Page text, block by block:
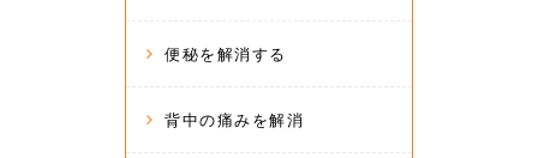
便秘を解消する
背中の痛みを解消